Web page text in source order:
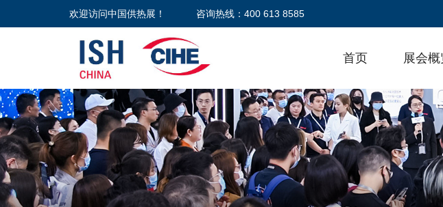
欢迎访问中国供热展！ 咨询热线：400 613 8585
首页 展会概